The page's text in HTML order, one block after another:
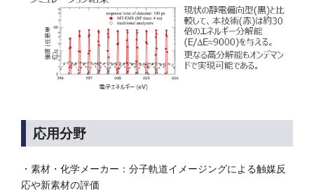
応用分野
・素材・化学メーカー：分子軌道イメージングによる触媒反
応や新素材の評価